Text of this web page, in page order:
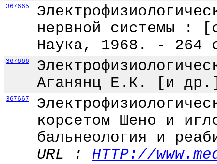
367665 .
нервной системы
Наука, 1968. - 264
367666 .
Аганянц Е.К. [и
367667 .
корсетом Шено и
бальнеология и
URL : HTTP://